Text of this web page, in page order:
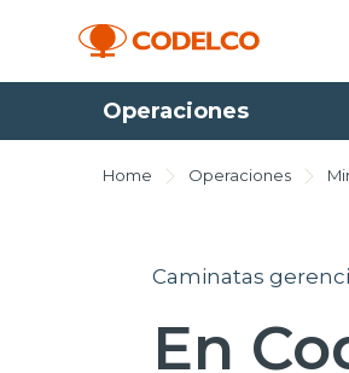
Operaciones
Home Operaciones
Caminatas
En